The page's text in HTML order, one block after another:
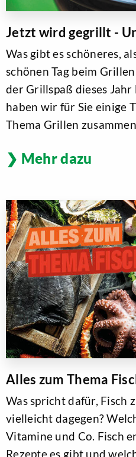
Jetzt wird gegrillt -
Was gibt es schöneres,
schönen Tag beim
der Grillspaß dieses
haben wir für Sie einige
Thema Grillen
Mehr dazu
Alles zum Thema
Was spricht dafür, Fisch
vielleicht dagegen?
Vitamine und Co. Fisch
Rezepte es gibt und